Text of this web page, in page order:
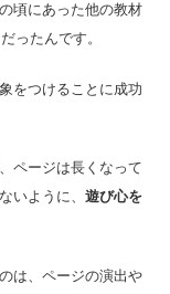
頃にあった他の教材
ったんです。
をつけることに成功
ページは長くなって
いように、 遊び心を
は、ページの演出や